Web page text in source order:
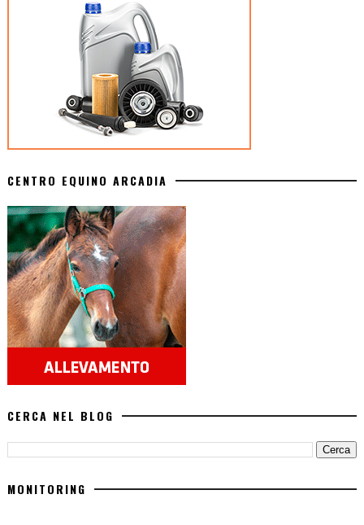
CENTRO EQUINO ARCADIA
CERCA NEL BLOG
MONITORING